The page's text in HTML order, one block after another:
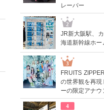
レーバー
2
JR新大阪駅、
海道新幹線ホー
3
FRUITS
の世界観を再
ーの限定アナウ
4